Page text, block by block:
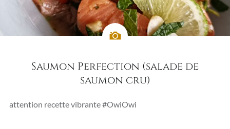
Saumon Perfection (salade de
saumon cru)
attention recette vibrante #OwiOwi